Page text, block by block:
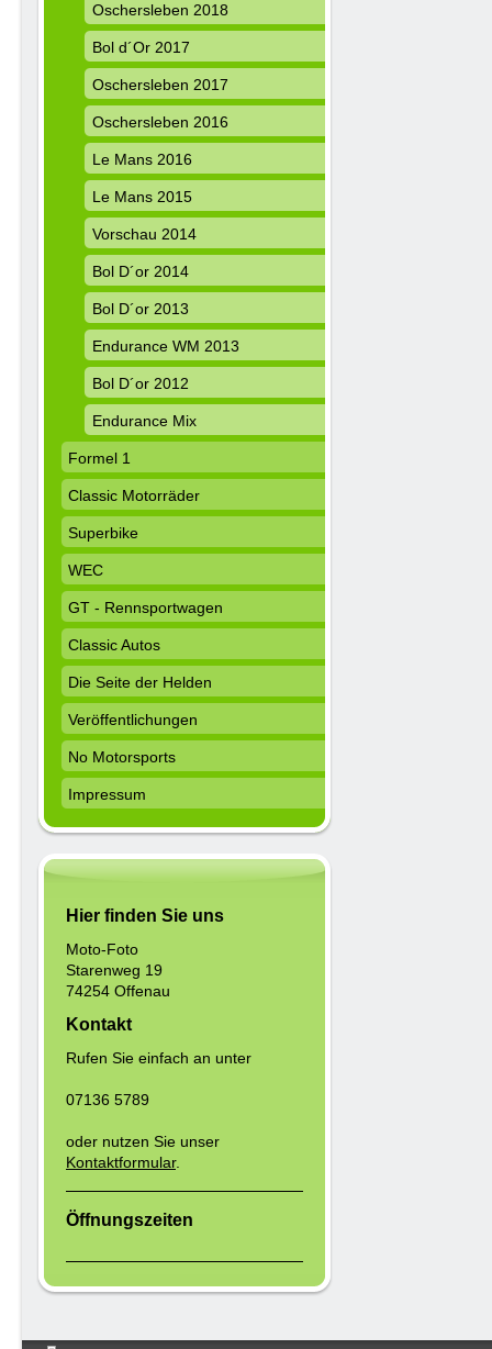
Oschersleben 2018
Bol d´Or 2017
Oschersleben 2017
Oschersleben 2016
Le Mans 2016
Le Mans 2015
Vorschau 2014
Bol D´or 2014
Bol D´or 2013
Endurance WM 2013
Bol D´or 2012
Endurance Mix
Formel 1
Classic Motorräder
Superbike
WEC
GT - Rennsportwagen
Classic Autos
Die Seite der Helden
Veröffentlichungen
No Motorsports
Impressum
Hier finden Sie uns
Moto-Foto
Starenweg 19
74254 Offenau
Kontakt
Rufen Sie einfach an unter
07136 5789
oder nutzen Sie unser
Kontaktformular.
Öffnungszeiten